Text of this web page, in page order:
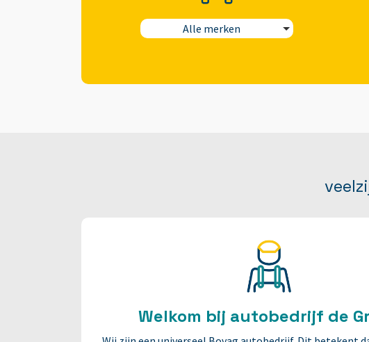
Alle merken
Welkom bij autobedrijf de